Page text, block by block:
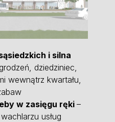
i silna
dziedziniec,
wewnątrz kwartału,
w zasięgu ręki –
usług